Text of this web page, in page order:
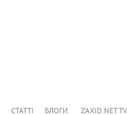
СТАТТІ БЛОГИ ZAXID.NET TV